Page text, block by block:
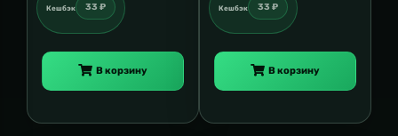
Кешбэк 33 ₽
В корзину
Кешбэк 33 ₽
В корзину